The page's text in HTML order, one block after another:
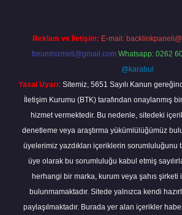
Reklam ve İletişim: E-mail:
forumhizmeti@gmail.com Whatsapp: 0262
@karabul
Yasal Uyarı: Sitemiz, 5651 Sayılı Kanun
İletişim Kurumu (BTK) tarafından onaylanmış
hizmet vermektedir. Bu nedenle, sitedeki
denetleme veya araştırma yükümlülüğümüz
üyelerimiz yazdıkları içeriklerin sorumluluğunu
üye olarak bu sorumluluğu kabul etmiş
herhangi bir marka, kurum veya şahıs şirketi
bulunmamaktadır. Sitede yalnızca kendi
paylaşılmaktadır. Burada yer alan içerikler